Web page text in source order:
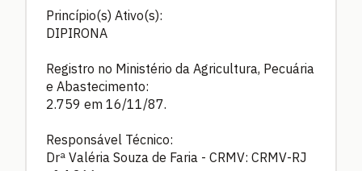
Princípio(s) Ativo(s):
DIPIRONA
Registro no Ministério da Agricultura, Pecuária
e Abastecimento:
2.759 em 16/11/87.
Responsável Técnico:
Drª Valéria Souza de Faria - CRMV: CRMV-RJ